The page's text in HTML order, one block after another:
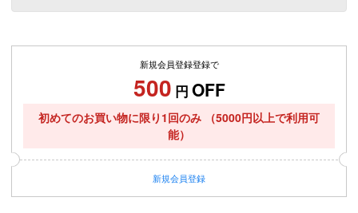
新規会員登録登録で
500 円 OFF
初めてのお買い物に限り1回のみ
（5000円以上で利用可
能）
新規会員登録